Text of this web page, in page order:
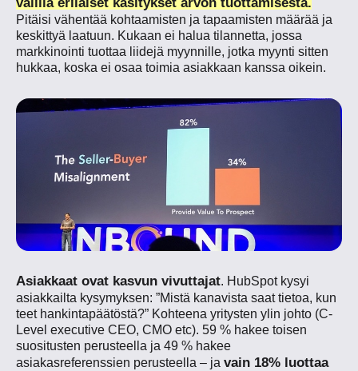
Pitäisi vähentää kohtaamisten ja tapaamisten määrää ja
keskittyä laatuun. Kukaan ei halua tilannetta, jossa
markkinointi tuottaa liidejä myynnille, jotka myynti sitten
hukkaa, koska ei osaa toimia asiakkaan kanssa oikein.
Asiakkaat ovat kasvun vivuttajat. HubSpot kysyi
asiakkailta kysymyksen: ”Mistä kanavista saat tietoa, kun
teet hankintapäätöstä?” Kohteena yritysten ylin johto (C-
Level executive CEO, CMO etc). 59 % hakee toisen
suositusten perusteella ja 49 % hakee
asiakasreferenssien perusteella – ja vain 18% luottaa